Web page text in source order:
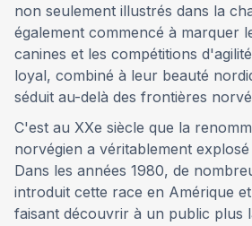
non seulement illustrés dans la
également commencé à marquer
canines et les compétitions
loyal, combiné à leur beauté
séduit au-delà des frontières
C'est au XXe siècle que la
norvégien a véritablement
Dans les années 1980, de
introduit cette race en Amérique
faisant découvrir à un public plus